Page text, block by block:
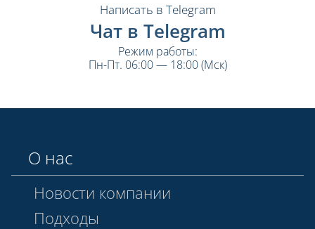
Написать в Telegram
Чат в Telegram
Режим работы:
Пн-Пт. 06:00 — 18:00 (Мск)
О нас
Новости компании
Подходы